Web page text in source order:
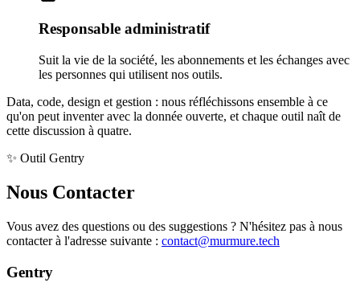
Responsable administratif
Suit la vie de la société, les abonnements et les échanges avec
les personnes qui utilisent nos outils.
Data, code, design et gestion : nous réfléchissons ensemble à ce
qu'on peut inventer avec la donnée ouverte, et chaque outil naît de
cette discussion à quatre.
✨ Outil Gentry
Nous Contacter
Vous avez des questions ou des suggestions ? N'hésitez pas à nous
contacter à l'adresse suivante : contact@murmure.tech
Gentry